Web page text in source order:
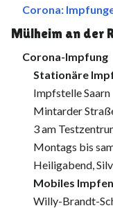
Corona:
Mülheim an der
Corona-Impfung
Stationäre
Impfstelle Saarn
Mintarder
3 am
Montags bis
Heiligabend,
Mobiles
Willy-Brandt-